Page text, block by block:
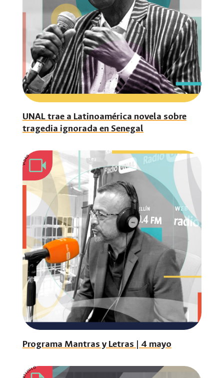
UNAL trae a Latinoamérica novela sobre
tragedia ignorada en Senegal
VIDEO
Programa Mantras y Letras | 4 mayo
ARTÍCULO